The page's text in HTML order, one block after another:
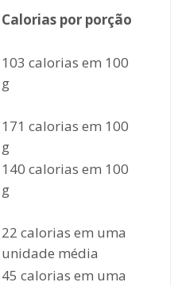
Calorias por porção
103 calorias em 100
g
171 calorias em 100
g
140 calorias em 100
g
22 calorias em uma
unidade média
45 calorias em uma